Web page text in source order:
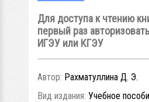
Для доступа к чтению
первый раз
ИГЭУ или КГЭУ
Автор: Рахматуллина Д. Э.
Вид издания: Учебное